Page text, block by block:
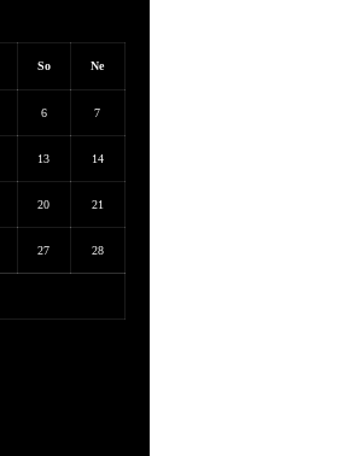
So Ne
6 7
13 14
20 21
27 28